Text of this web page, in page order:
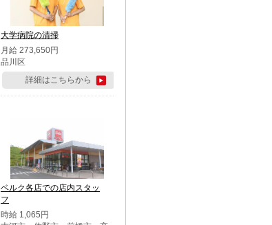
大学病院の清掃
月給 273,650円
品川区
詳細はこちらから
ベルク各店での店内スタッ
フ
時給 1,065円